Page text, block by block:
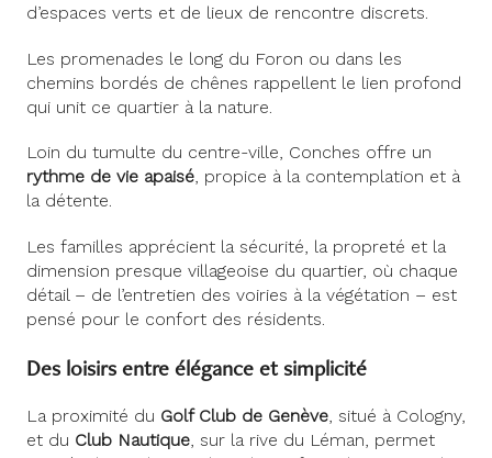
d’espaces verts et de lieux de rencontre discrets.
Les promenades le long du Foron ou dans les
chemins bordés de chênes rappellent le lien profond
qui unit ce quartier à la nature.
Loin du tumulte du centre-ville, Conches offre un
rythme de vie apaisé, propice à la contemplation et à
la détente.
Les familles apprécient la sécurité, la propreté et la
dimension presque villageoise du quartier, où chaque
détail – de l’entretien des voiries à la végétation – est
pensé pour le confort des résidents.
Des loisirs entre élégance et simplicité
La proximité du Golf Club de Genève, situé à Cologny,
et du Club Nautique, sur la rive du Léman, permet